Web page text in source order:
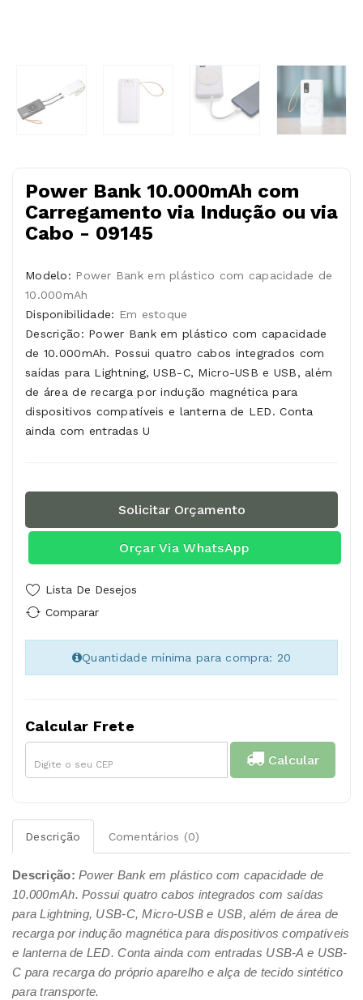
Power Bank 10.000mAh com
Carregamento via Indução ou via
Cabo - 09145
Modelo: Power Bank em plástico com capacidade de
10.000mAh
Disponibilidade: Em estoque
Descrição: Power Bank em plástico com capacidade
de 10.000mAh. Possui quatro cabos integrados com
saídas para Lightning, USB-C, Micro-USB e USB, além
de área de recarga por indução magnética para
dispositivos compatíveis e lanterna de LED. Conta
ainda com entradas U
Solicitar Orçamento
Orçar Via WhatsApp
Lista De Desejos
Comparar
Quantidade mínima para compra: 20
Calcular Frete
Calcular
Descrição Comentários (0)
Descrição:Power Bank em plástico com capacidade de
10.000mAh. Possui quatro cabos integrados com saídas
para Lightning, USB-C, Micro-USB e USB, além de área de
recarga por indução magnética para dispositivos compatíveis
e lanterna de LED. Conta ainda com entradas USB-A e USB-
C para recarga do próprio aparelho e alça de tecido sintético
para transporte.